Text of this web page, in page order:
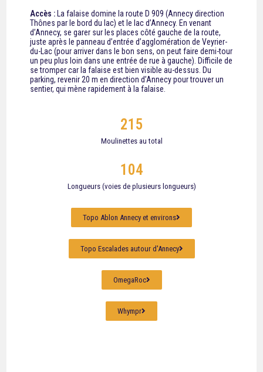
Accès : La falaise domine la route D 909 (Annecy direction
Thônes par le bord du lac) et le lac d’Annecy. En venant
d’Annecy, se garer sur les places côté gauche de la route,
juste après le panneau d’entrée d’agglomération de Veyrier-
du-Lac (pour arriver dans le bon sens, on peut faire demi-tour
un peu plus loin dans une entrée de rue à gauche). Difficile de
se tromper car la falaise est bien visible au-dessus. Du
parking, revenir 20 m en direction d’Annecy pour trouver un
sentier, qui mène rapidement à la falaise.
Moulinettes au total
215
Longueurs (voies de plusieurs longueurs)
104
Topo Ablon Annecy et environs
Topo Escalades autour d'Annecy
OmegaRoc
Whympr